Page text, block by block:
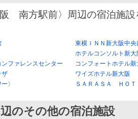
南方駅前〉周辺の宿泊施設
東横ＩＮＮ新大阪中央
ホテルコンソルト新大
ファレンスセンター
コンフォートホテル新
ザ
ワイズホテル新大阪
〉
ＳＡＲＡＳＡ ＨＯ
のその他の宿泊施設